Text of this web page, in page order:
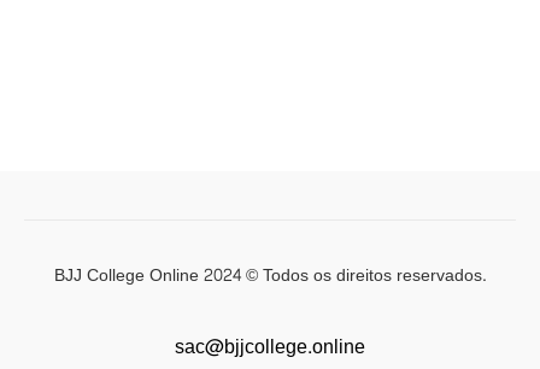
sac@bjjcollege.online
BJJ College Online 2024 © Todos os direitos reservados.